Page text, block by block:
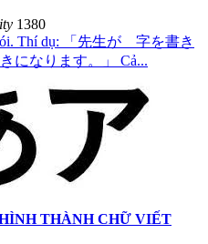
1380
Thí dụ: 「先生が 字を書き
になります。」 Cả...
THÀNH CHỮ VIẾT